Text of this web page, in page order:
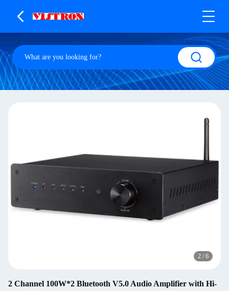
2 / 6
2 Channel 100W*2 Bluetooth V5.0 Audio Amplifier with Hi-